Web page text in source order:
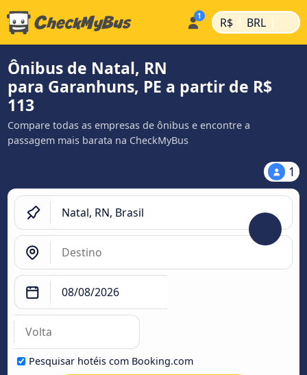
R$ | BRL |
Ônibus de Natal, RN
para Garanhuns, PE a partir de R$
113
Compare todas as empresas de ônibus e encontre a
passagem mais barata na CheckMyBus
1
Pesquisar hotéis com Booking.com